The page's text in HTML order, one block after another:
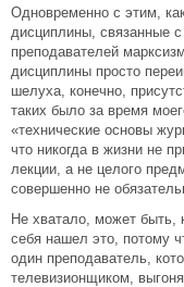
Одновременно с этим,
дисциплины, связанные
преподавателей
дисциплины просто
шелуха, конечно,
таких было за время
«технические основы
что никогда в жизни не
лекции, а не целого
совершенно не
Не хватало, может быть,
себя нашел это, потому
один преподаватель,
телевизионщиком,